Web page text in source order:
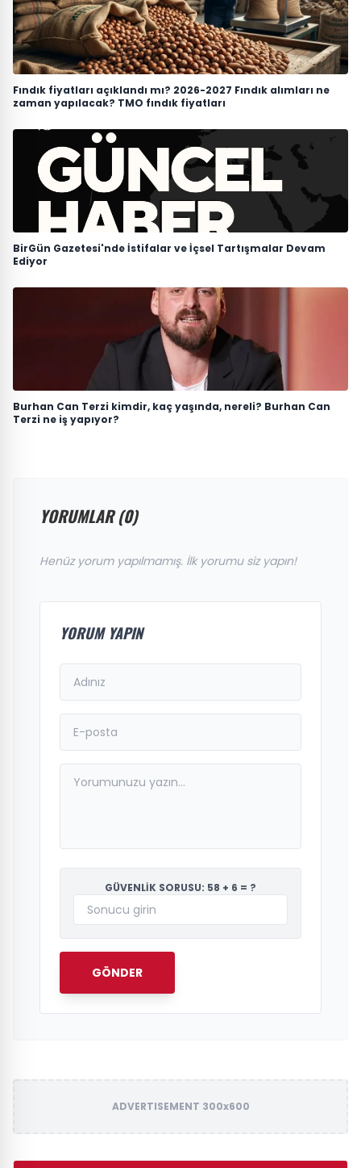
Fındık fiyatları açıklandı mı? 2026-2027 Fındık alımları ne
zaman yapılacak? TMO fındık fiyatları
BirGün Gazetesi'nde İstifalar ve İçsel Tartışmalar Devam
Ediyor
Burhan Can Terzi kimdir, kaç yaşında, nereli? Burhan Can
Terzi ne iş yapıyor?
YORUMLAR (0)
Henüz yorum yapılmamış. İlk yorumu siz yapın!
YORUM YAPIN
GÜVENLİK SORUSU: 58 + 6 = ?
GÖNDER
ADVERTISEMENT 300x600